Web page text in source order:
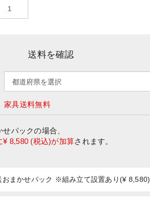
送料を確認
家具送料無料
せパックの場合、
¥ 8,580 (税込)が加算されます。
おまかせパック ※組み立て設置あり(¥ 8,580)